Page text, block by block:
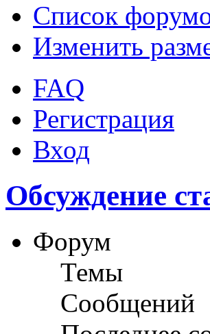
Список
Изменить
FAQ
Регистрация
Вход
Обсуждение
Форум
Темы
Сообщений